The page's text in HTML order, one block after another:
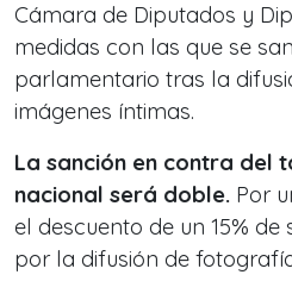
Cámara de Diputados y
medidas con las que se
parlamentario tras la
imágenes íntimas.
La sanción en contra del
nacional será doble. Por
el descuento de un 15%
por la difusión de